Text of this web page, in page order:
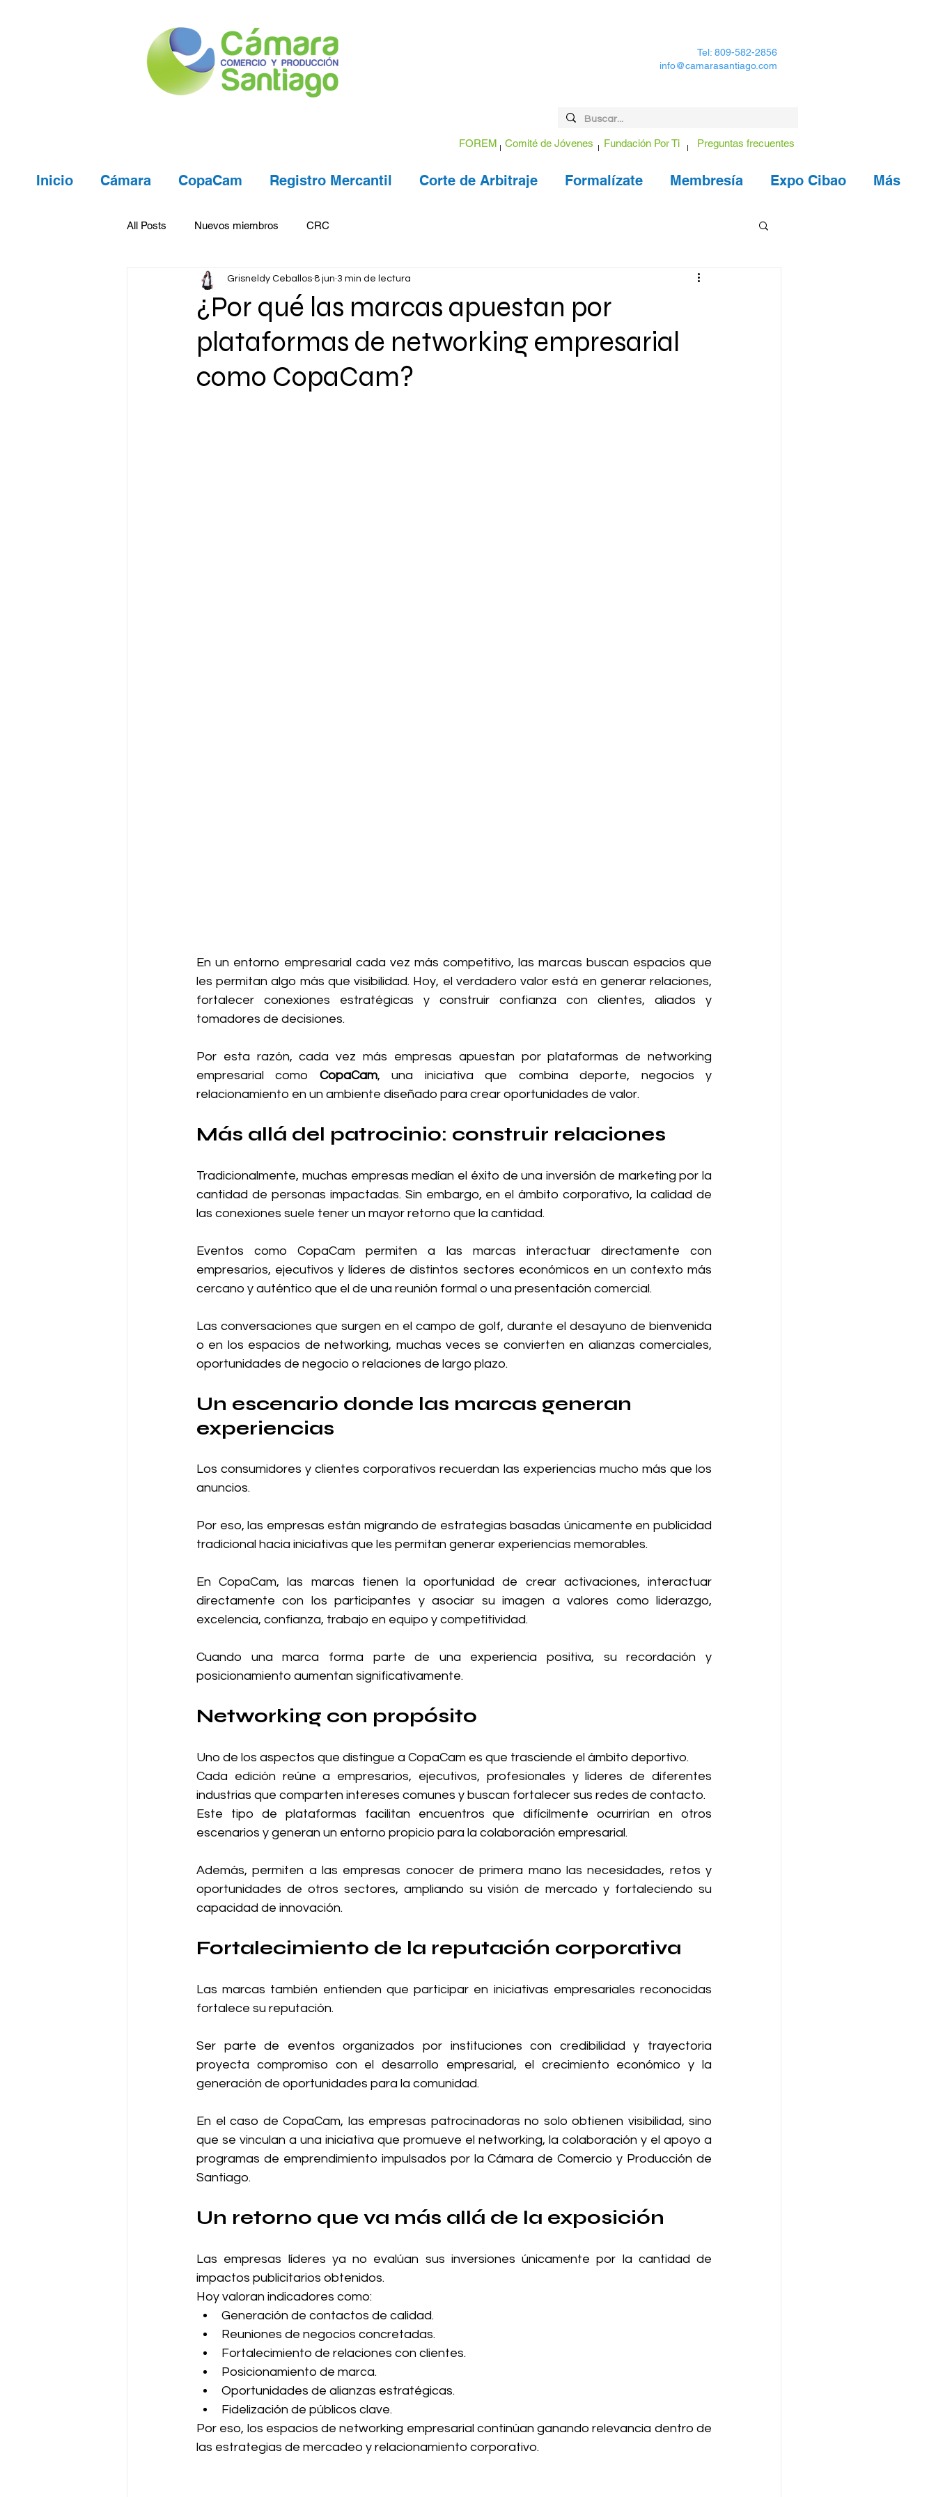
Tel: 809-582-2856
info@camarasantiago.com
FOREM Comité de Jóvenes Fundación Por Ti Preguntas frecuentes
Inicio Cámara CopaCam Registro Mercantil Corte de Arbitraje Formalízate Membresía Expo Cibao Más
All Posts Nuevos miembros CRC
¿Por qué las marcas apuestan por
plataformas de networking empresarial
como CopaCam?
Grisneldy Ceballos 8 jun 3 min de lectura
En un entorno empresarial cada vez más competitivo, las marcas buscan espacios que
les permitan algo más que visibilidad. Hoy, el verdadero valor está en generar relaciones,
fortalecer conexiones estratégicas y construir confianza con clientes, aliados y
tomadores de decisiones.
Por esta razón, cada vez más empresas apuestan por plataformas de networking
empresarial como CopaCam, una iniciativa que combina deporte, negocios y
relacionamiento en un ambiente diseñado para crear oportunidades de valor.
Más allá del patrocinio: construir relaciones
Tradicionalmente, muchas empresas medían el éxito de una inversión de marketing por la
cantidad de personas impactadas. Sin embargo, en el ámbito corporativo, la calidad de
las conexiones suele tener un mayor retorno que la cantidad.
Eventos como CopaCam permiten a las marcas interactuar directamente con
empresarios, ejecutivos y líderes de distintos sectores económicos en un contexto más
cercano y auténtico que el de una reunión formal o una presentación comercial.
Las conversaciones que surgen en el campo de golf, durante el desayuno de bienvenida
o en los espacios de networking, muchas veces se convierten en alianzas comerciales,
oportunidades de negocio o relaciones de largo plazo.
Un escenario donde las marcas generan
experiencias
Los consumidores y clientes corporativos recuerdan las experiencias mucho más que los
anuncios.
Por eso, las empresas están migrando de estrategias basadas únicamente en publicidad
tradicional hacia iniciativas que les permitan generar experiencias memorables.
En CopaCam, las marcas tienen la oportunidad de crear activaciones, interactuar
directamente con los participantes y asociar su imagen a valores como liderazgo,
excelencia, confianza, trabajo en equipo y competitividad.
Cuando una marca forma parte de una experiencia positiva, su recordación y
posicionamiento aumentan significativamente.
Networking con propósito
Uno de los aspectos que distingue a CopaCam es que trasciende el ámbito deportivo.
Cada edición reúne a empresarios, ejecutivos, profesionales y líderes de diferentes
industrias que comparten intereses comunes y buscan fortalecer sus redes de contacto.
Este tipo de plataformas facilitan encuentros que difícilmente ocurrirían en otros
escenarios y generan un entorno propicio para la colaboración empresarial.
Además, permiten a las empresas conocer de primera mano las necesidades, retos y
oportunidades de otros sectores, ampliando su visión de mercado y fortaleciendo su
capacidad de innovación.
Fortalecimiento de la reputación corporativa
Las marcas también entienden que participar en iniciativas empresariales reconocidas
fortalece su reputación.
Ser parte de eventos organizados por instituciones con credibilidad y trayectoria
proyecta compromiso con el desarrollo empresarial, el crecimiento económico y la
generación de oportunidades para la comunidad.
En el caso de CopaCam, las empresas patrocinadoras no solo obtienen visibilidad, sino
que se vinculan a una iniciativa que promueve el networking, la colaboración y el apoyo a
programas de emprendimiento impulsados por la Cámara de Comercio y Producción de
Santiago.
Un retorno que va más allá de la exposición
Las empresas líderes ya no evalúan sus inversiones únicamente por la cantidad de
impactos publicitarios obtenidos.
Hoy valoran indicadores como:
Generación de contactos de calidad.
Reuniones de negocios concretadas.
Fortalecimiento de relaciones con clientes.
Posicionamiento de marca.
Oportunidades de alianzas estratégicas.
Fidelización de públicos clave.
Por eso, los espacios de networking empresarial continúan ganando relevancia dentro de
las estrategias de mercadeo y relacionamiento corporativo.